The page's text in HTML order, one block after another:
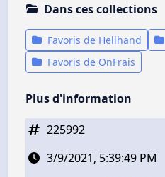
Dans ces collections
Favoris de Hellhand
Favoris de OnFrais
Plus d'information
225992
3/9/2021, 5:39:49 PM